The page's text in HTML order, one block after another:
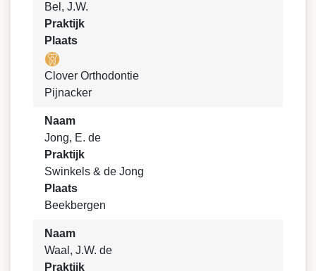
Bel, J.W.
Praktijk
Plaats
Clover Orthodontie
Pijnacker
Naam
Jong, E. de
Praktijk
Swinkels & de Jong
Plaats
Beekbergen
Naam
Waal, J.W. de
Praktijk